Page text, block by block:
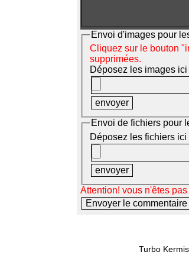
Envoi d'images pour
Cliquez sur le bouton
supprimées.
Déposez les images
Envoi de fichiers pour
Déposez les fichiers
Attention! vous n'êtes
Turbo